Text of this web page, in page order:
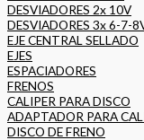
DESVIADORES 2x 10V
DESVIADORES 3x 6-7-
EJE CENTRAL SELLADO
EJES
ESPACIADORES
FRENOS
CALIPER PARA DISCO
ADAPTADOR PARA
DISCO DE FRENO